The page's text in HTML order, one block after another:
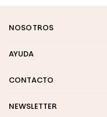
NOSOTROS
AYUDA
CONTACTO
NEWSLETTER